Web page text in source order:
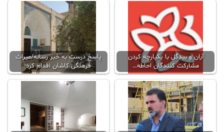
آران و بیدگل با یکپارچه کردن
مشارکت کنندگان احاطه…
پاسخ درست به خبر رسانه/میراث
فرهنگی کاشان اقدام کرد